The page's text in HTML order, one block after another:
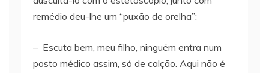
remédio deu-lhe um “puxão de orelha”:
– Escuta bem, meu filho, ninguém entra num
posto médico assim, só de calção. Aqui não é